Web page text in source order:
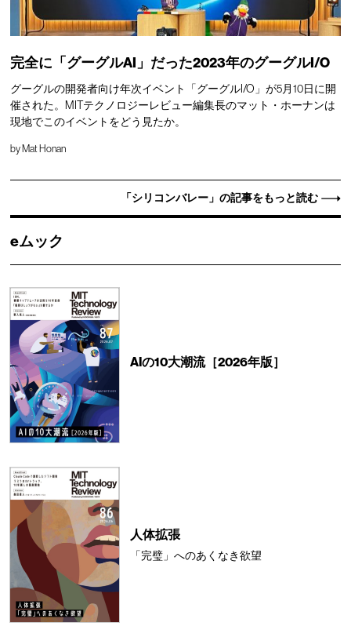
完全に「グーグルAI」だった2023年のグーグルI/O
グーグルの開発者向け年次イベント「グーグルI/O」が5月10日に開
催された。MITテクノロジーレビュー編集長のマット・ホーナンは
現地でこのイベントをどう見たか。
by Mat Honan
「シリコンバレー」の記事をもっと読む
eムック
AIの10大潮流［2026年版］
人体拡張
「完璧」へのあくなき欲望